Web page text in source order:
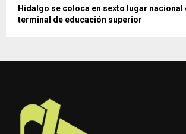
Hidalgo se coloca en sexto lugar nacional
terminal de educación superior